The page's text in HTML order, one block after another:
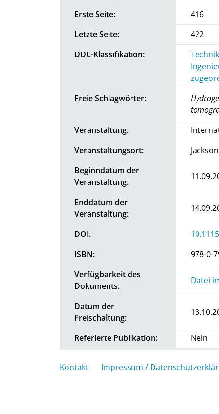
Erste Seite:
416
Letzte Seite:
422
DDC-Klassifikation:
Freie Schlagwörter:
Veranstaltung:
Veranstaltungsort:
Beginndatum der
Veranstaltung:
Enddatum der
Veranstaltung:
DOI:
ISBN:
978-0-
Verfügbarkeit des
Dokuments:
Datei
Datum der
Freischaltung:
Referierte Publikation: Nein
Kontakt Impressum /